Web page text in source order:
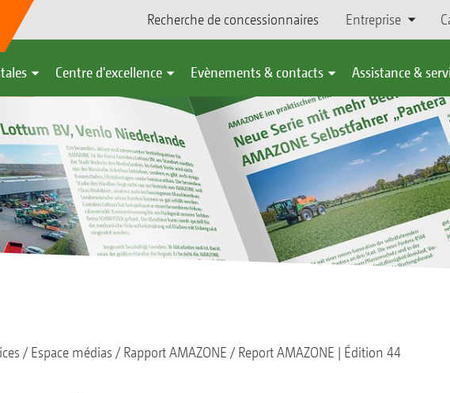
Recherche de concessionnaires Entreprise
Centre d'excellence Evènements & contacts Assistance &
Espace médias Rapport AMAZONE Report AMAZONE | Édition 44